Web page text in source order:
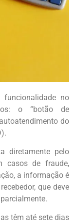
no
o “botão de
do
diretamente pelo
casos de fraude,
a informação é
que deve
têm até sete dias